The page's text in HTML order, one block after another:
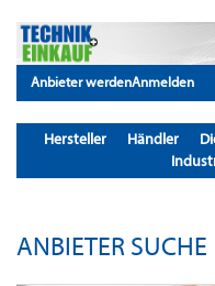
Anbieter werdenAnmelden
Hersteller Händler
ANBIETER SUCHE